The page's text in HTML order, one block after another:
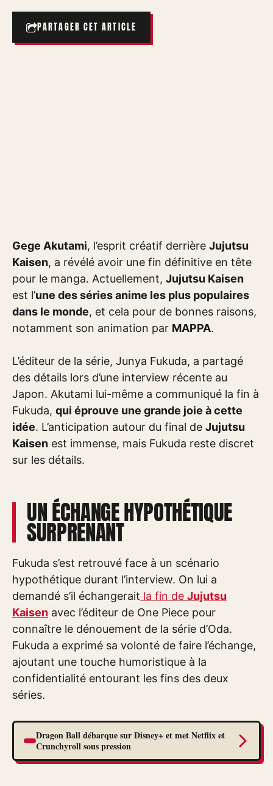
PARTAGER CET ARTICLE
Gege Akutami, l’esprit créatif derrière Jujutsu
Kaisen, a révélé avoir une fin définitive en tête
pour le manga. Actuellement, Jujutsu Kaisen
est l’une des séries anime les plus populaires
dans le monde, et cela pour de bonnes raisons,
notamment son animation par MAPPA.
L’éditeur de la série, Junya Fukuda, a partagé
des détails lors d’une interview récente au
Japon. Akutami lui-même a communiqué la fin à
Fukuda, qui éprouve une grande joie à cette
idée. L’anticipation autour du final de Jujutsu
Kaisen est immense, mais Fukuda reste discret
sur les détails.
UN ÉCHANGE HYPOTHÉTIQUE
SURPRENANT
Fukuda s’est retrouvé face à un scénario
hypothétique durant l’interview. On lui a
demandé s’il échangerait la fin de Jujutsu
Kaisen avec l’éditeur de One Piece pour
connaître le dénouement de la série d’Oda.
Fukuda a exprimé sa volonté de faire l’échange,
ajoutant une touche humoristique à la
confidentialité entourant les fins des deux
séries.
Dragon Ball débarque sur Disney+ et met Netflix et
Crunchyroll sous pression